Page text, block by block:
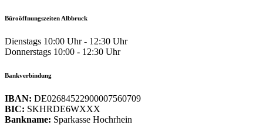
Büroöffnungszeiten Albbruck
Dienstags 10:00 Uhr - 12:30 Uhr
Donnerstags 10:00 - 12:30 Uhr
Bankverbindung
IBAN: DE02684522900007560709
BIC: SKHRDE6WXXX
Bankname: Sparkasse Hochrhein